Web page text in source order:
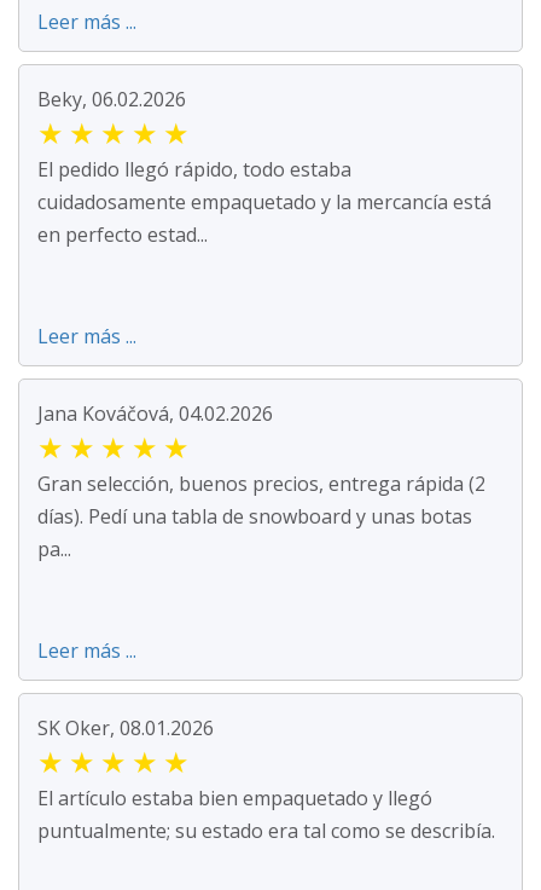
Leer más ...
Beky, 06.02.2026
★ ★ ★ ★ ★
El pedido llegó rápido, todo estaba
cuidadosamente empaquetado y la mercancía está
en perfecto estad...
Leer más ...
Jana Kováčová, 04.02.2026
★ ★ ★ ★ ★
Gran selección, buenos precios, entrega rápida (2
días). Pedí una tabla de snowboard y unas botas
pa...
Leer más ...
SK Oker, 08.01.2026
★ ★ ★ ★ ★
El artículo estaba bien empaquetado y llegó
puntualmente; su estado era tal como se describía.